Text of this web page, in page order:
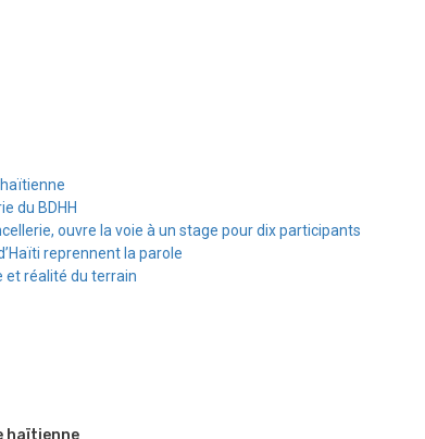
du BDHH
ouvre la voie à un stage pour dix participants
reprennent la parole
et réalité du terrain
haïtienne